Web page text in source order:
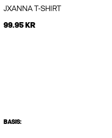
JXANNA T-SHIRT
99.95 KR
BASIS: